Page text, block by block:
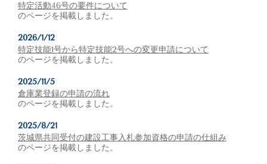
特定活動46号の要件について
のページを掲載しました。
2026/1/12
特定技能1号から特定技能2号への変更申請について
のページを掲載しました。
2025/11/5
倉庫業登録の申請の流れ
のページを掲載しました。
2025/8/21
茨城県共同受付の建設工事入札参加資格の申請の仕組み
のページを掲載しました。